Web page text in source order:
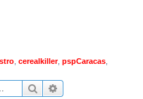
cerealkiller, pspCaracas
Buscar